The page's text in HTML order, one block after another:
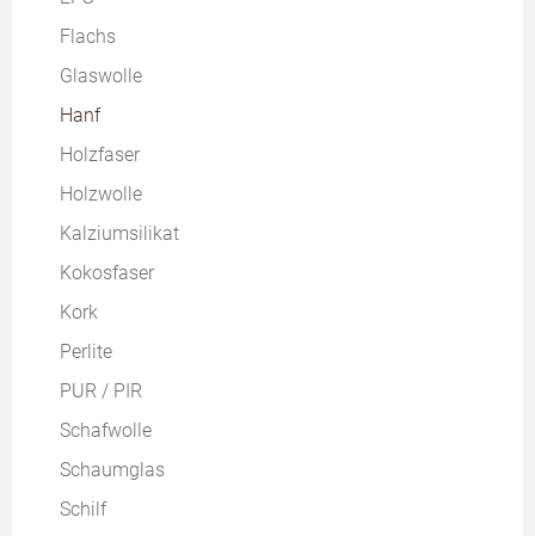
Flachs
Glaswolle
Hanf
Holzfaser
Holzwolle
Kalziumsilikat
Kokosfaser
Kork
Perlite
PUR / PIR
Schafwolle
Schaumglas
Schilf